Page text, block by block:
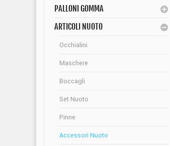
PALLONI GOMMA
ARTICOLI NUOTO
Occhialini
Maschere
Boccagli
Set Nuoto
Pinne
Accessori Nuoto